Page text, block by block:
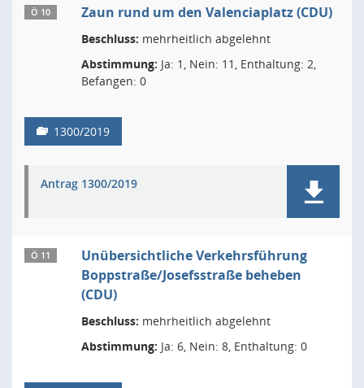
Ö 10 Zaun rund um den Valenciaplatz (CDU)
Beschluss: mehrheitlich abgelehnt
Abstimmung: Ja: 1, Nein: 11, Enthaltung: 2,
Befangen: 0
1300/2019
Antrag 1300/2019
Ö 11
Unübersichtliche Verkehrsführung
Boppstraße/Josefsstraße beheben
(CDU)
Beschluss: mehrheitlich abgelehnt
Abstimmung: Ja: 6, Nein: 8, Enthaltung: 0